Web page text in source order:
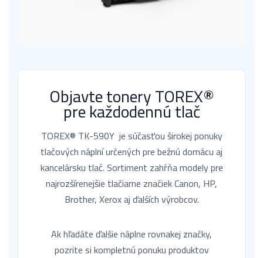
Objavte tonery TOREX®
pre každodennú tlač
TOREX® TK-590Y je súčasťou širokej ponuky
tlačových náplní určených pre bežnú domácu aj
kancelársku tlač. Sortiment zahŕňa modely pre
najrozšírenejšie tlačiarne značiek Canon, HP,
Brother, Xerox aj ďalších výrobcov.
Ak hľadáte ďalšie náplne rovnakej značky,
pozrite si kompletnú ponuku produktov